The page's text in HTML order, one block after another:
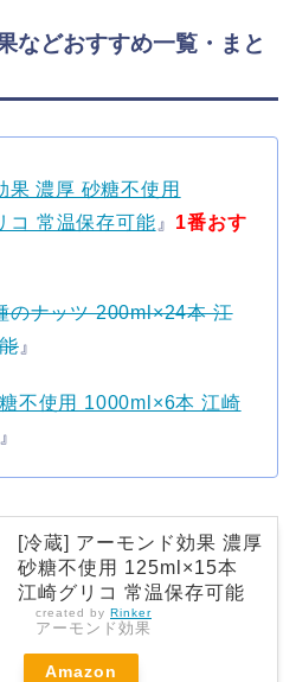
などおすすめ一覧・まと
果 濃厚 砂糖不使用
コ 常温保存可能 』 1番おす
のナッツ 200ml×24本 江
』
不使用 1000ml×6本 江崎
』
[冷蔵] アーモンド効果 濃厚
砂糖不使用 125ml×15本
江崎グリコ 常温保存可能
created by Rinker
アーモンド効果
Amazon